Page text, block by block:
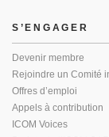
S’ENGAGER
Devenir membre
Rejoindre un Comité
Offres d’emploi
Appels à contribution
ICOM Voices